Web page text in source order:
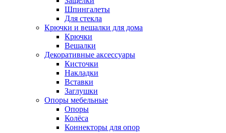
Шпингалеты
Для стекла
Крючки и вешалки для дома
Крючки
Вешалки
Декоративные аксессуары
Кисточки
Накладки
Вставки
Заглушки
Опоры мебельные
Опоры
Колёса
Коннекторы для опор